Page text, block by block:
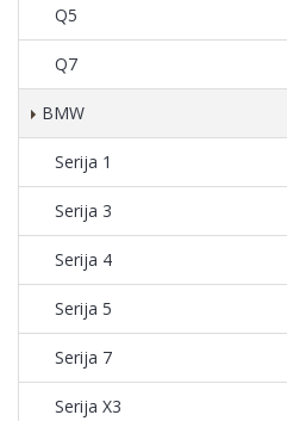
Q5
Q7
BMW
Serija 1
Serija 3
Serija 4
Serija 5
Serija 7
Serija X3